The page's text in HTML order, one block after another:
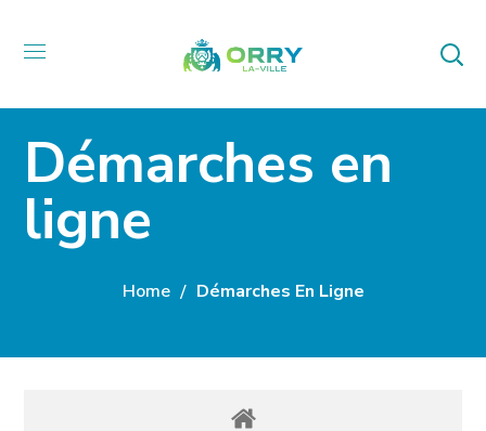
Démarches en
ligne
Home Démarches En Ligne